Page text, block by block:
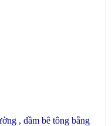
, dầm bê tông bằng